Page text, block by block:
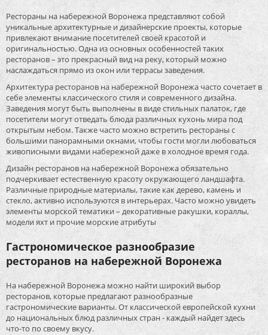
Рестораны на набережной Воронежа представляют собой
уникальные архитектурные и дизайнерские проекты, которые
привлекают внимание посетителей своей красотой и
оригинальностью. Одна из основных особенностей таких
ресторанов – это прекрасный вид на реку, который можно
наслаждаться прямо из окон или террасы заведения.
Архитектура ресторанов на набережной Воронежа часто сочетает в
себе элементы классического стиля и современного дизайна.
Заведения могут быть выполнены в виде стильных палаток, где
посетители могут отведать блюда различных кухонь мира под
открытым небом. Также часто можно встретить рестораны с
большими панорамными окнами, чтобы гости могли любоваться
живописными видами набережной даже в холодное время года.
Дизайн ресторанов на набережной Воронежа обязательно
подчеркивает естественную красоту окружающего ландшафта.
Различные природные материалы, такие как дерево, камень и
стекло, активно используются в интерьерах. Часто можно увидеть
элементы морской тематики – декоративные ракушки, кораллы,
модели яхт и прочие морские атрибуты
Гастрономическое разнообразие
ресторанов на набережной Воронежа
На набережной Воронежа можно найти широкий выбор
ресторанов, которые предлагают разнообразные
гастрономические варианты. От классической европейской кухни
до национальных блюд различных стран - каждый найдет здесь
что-то по своему вкусу.